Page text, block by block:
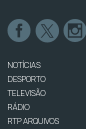
NOTÍCIAS
DESPORTO
TELEVISÃO
RÁDIO
RTP ARQUIVOS